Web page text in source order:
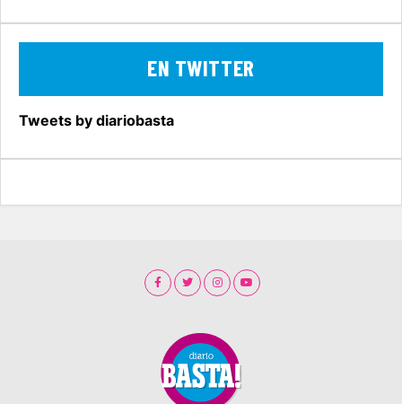
EN TWITTER
Tweets by diariobasta